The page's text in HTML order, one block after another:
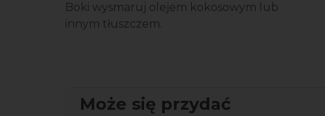
Boki wysmaruj olejem kokosowym lub
innym tłuszczem.
Może się przydać